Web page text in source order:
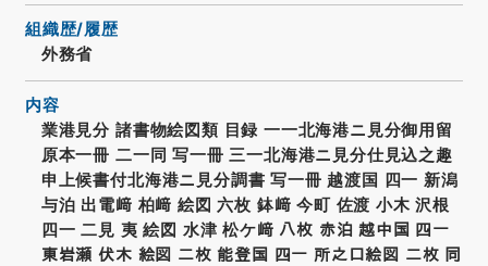
組織歴/履歴
外務省
内容
業港見分 諸書物絵図類 目録 一一北海港ニ見分御用留
原本一冊 二一同 写一冊 三一北海港ニ見分仕見込之趣
申上候書付北海港ニ見分調書 写一冊 越渡国 四一 新潟
与泊 出電﨑 柏﨑 絵図 六枚 鉢﨑 今町 佐渡 小木 沢根
四一 二見 夷 絵図 水津 松ケ﨑 八枚 赤泊 越中国 四一
東岩瀬 伏木 絵図 二枚 能登国 四一 所之口絵図 二枚 同